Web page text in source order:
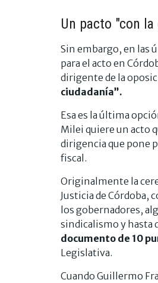
Un pacto "con
Sin embargo, en las
para el acto en
dirigente de la
ciudadanía”.
Esa es la última
Milei quiere un acto
dirigencia que pone
fiscal.
Originalmente la
Justicia de Córdoba,
los gobernadores,
sindicalismo y hasta
documento de 10
Legislativa.
Cuando Guillermo